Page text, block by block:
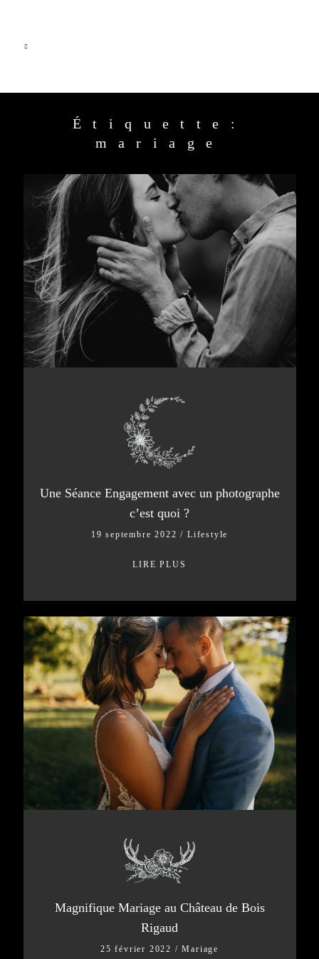
Étiquette:
mariage
Une Séance Engagement avec un photographe
c’est quoi ?
19 septembre 2022/ Lifestyle
LIRE PLUS
Magnifique Mariage au Château de Bois
Rigaud
25 février 2022 /Mariage
JOURNAL
A PROPOS
CONTACT
© AMANDINE LEROY